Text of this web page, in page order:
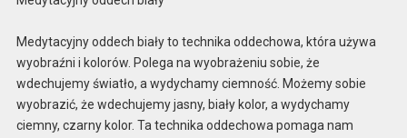
Medytacyjny oddech biały to technika oddechowa, która używa
wyobraźni i kolorów. Polega na wyobrażeniu sobie, że
wdechujemy światło, a wydychamy ciemność. Możemy sobie
wyobrazić, że wdechujemy jasny, biały kolor, a wydychamy
ciemny, czarny kolor. Ta technika oddechowa pomaga nam